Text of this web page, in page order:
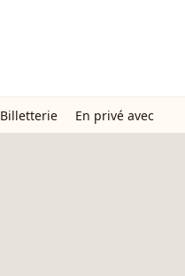
Billetterie En privé avec